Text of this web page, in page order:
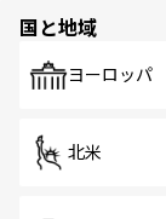
で、
国と地域
ヨーロッパ
北米